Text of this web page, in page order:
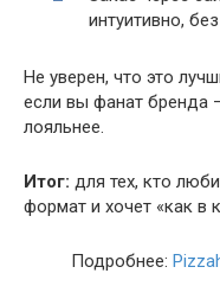
интуитивно,
Не уверен, что это
если вы фанат бренда
лояльнее.
Итог: для тех, кто
формат и хочет «как в
Подробнее: